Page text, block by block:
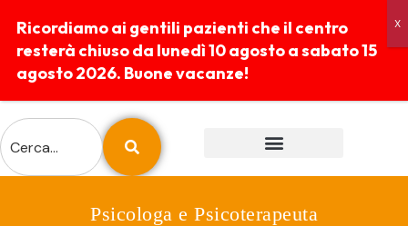
Psicologa e Psicoterapeuta
Ricordiamo ai gentili pazienti che il centro
resterà chiuso da lunedì 10 agosto a sabato 15
agosto 2026. Buone vacanze!